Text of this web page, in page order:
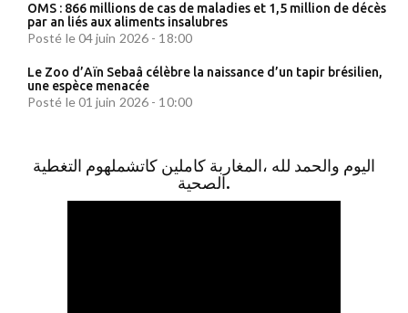
OMS : 866 millions de cas de maladies et 1,5 million de décès
par an liés aux aliments insalubres
Posté le 04 juin 2026 - 18:00
Le Zoo d’Aïn Sebaâ célèbre la naissance d’un tapir brésilien,
une espèce menacée
Posté le 01 juin 2026 - 10:00
اليوم والحمد لله ،المغاربة كاملين كاتشملهوم التغطية
الصحية.